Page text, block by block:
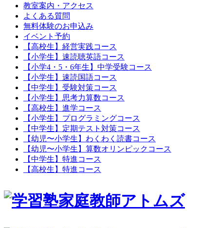
教室案内・アクセス
よくある質問
無料体験のお申込み
イベント予約
【高校生】経営実践コース
【小学生】速読聴英語コース
【小学4・5・6年生】中学受験コース
【小学生】速読国語コース
【中学生】受験対策コース
【小学生】思考力算数コース
【高校生】進学コース
【小学生】プログラミングコース
【中学生】定期テスト対策コース
【幼児〜小学生】わくわく読書コース
【幼児〜小学生】算数オリンピックコース
【中学生】特進コース
【高校生】特進コース